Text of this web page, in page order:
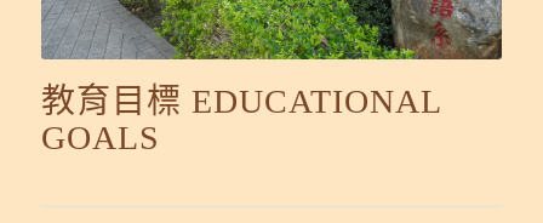
教育目標 EDUCATIONAL
GOALS